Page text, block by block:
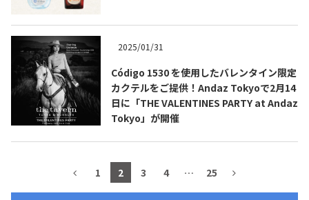
COPYRIGHT © JUAST All rights reserved.
2025/01/31
Código 1530 を使用したバレンタイン限定
カクテルをご提供！Andaz Tokyoで2月14
日に「THE VALENTINES PARTY at Andaz
Tokyo」が開催
1 2 3 4 … 25